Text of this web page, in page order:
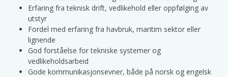
Erfaring fra teknisk drift, vedlikehold eller oppfølging av
utstyr
Fordel med erfaring fra havbruk, maritim sektor eller
lignende
God forståelse for tekniske systemer og
vedlikeholdsarbeid
Gode kommunikasjonsevner, både på norsk og engelsk